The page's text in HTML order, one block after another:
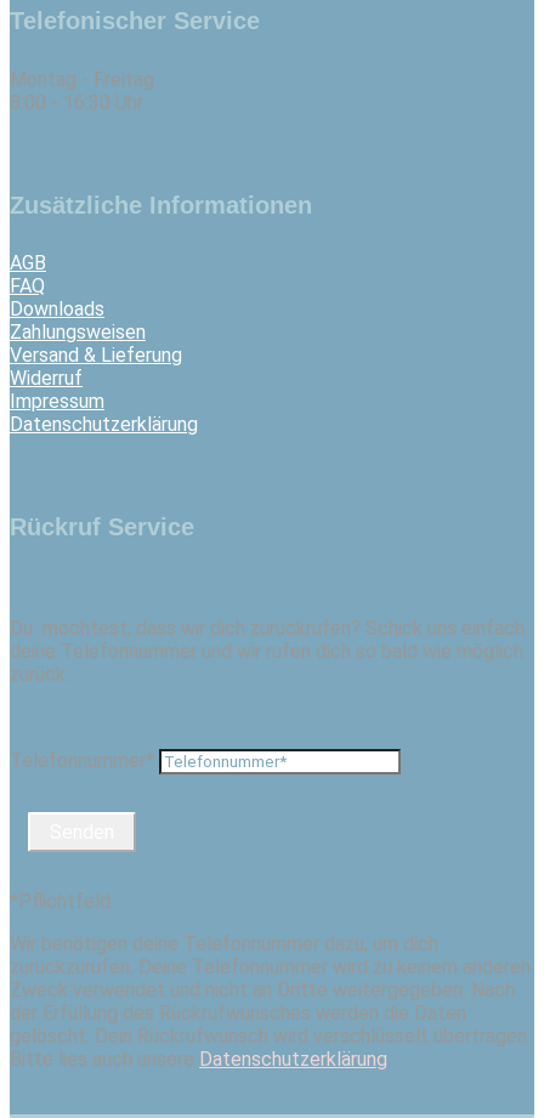
Telefonischer Service
Montag - Freitag
8:00 - 16:30 Uhr
Zusätzliche Informationen
AGB
FAQ
Downloads
Zahlungsweisen
Versand & Lieferung
Widerruf
Impressum
Datenschutzerklärung
Rückruf Service
Du möchtest, dass wir dich zurückrufen? Schick uns einfach
deine Telefonnummer und wir rufen dich so bald wie möglich
zurück.
Telefonnummer*
*Pflichtfeld.
Wir benötigen deine Telefonnummer dazu, um dich
zurückzurufen. Deine Telefonnummer wird zu keinem anderen
Zweck verwendet und nicht an Dritte weitergegeben. Nach
der Erfüllung des Rückrufwunsches werden die Daten
gelöscht. Dein Rückrufwunsch wird verschlüsselt übertragen.
Bitte lies auch unsere Datenschutzerklärung.